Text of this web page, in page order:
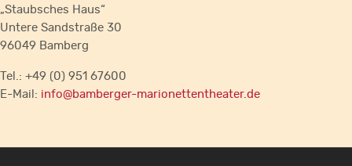
„Staubsches Haus“
Untere Sandstraße 30
96049 Bamberg
Tel.: +49 (0) 951 67600
E-Mail: info@bamberger-marionettentheater.de